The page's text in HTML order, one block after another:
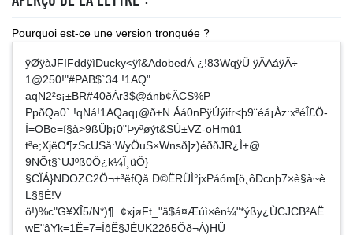
Pourquoi est-ce une version tronquée ?
ÿØÿàJFIFddÿìDucky<ÿî&AdobedÀ ¿!83WqÿÛ ÿÂAáÿÄ÷
1@250!"#PAB$`34 !1AQ"
aqN2²s¡±BR#40ðÁr3$@ánb¢ÂCS%P
PpðQa0` !qNá!1AQaq¡@ð±N Áá0nPÿÚýifr<þ9¨éå¡Àz:xªéÎ£Ö­
Ì=OBe=í§à>9­ßÜþ¡0"Þyªøýt&SÙ±VZ-oHmû1
tªe;XjëO¶zScUSå:WyÖuS×Wnsð]z)éððJR¿Ì±@
9NÕt§`UJºß0Ô¿k¼Î¸ü­Ô}
§CÏÁ}NÐOZC2Ö¬±³ëfQå.Ð©ËRÜÌ°jxPáóm[ö¸ôÐcnþ7×è§à~è
L§§È!V
ö!)%c"G¥XÎ5/N*)¶¯¢xjøFt_"ä$á¤Æúì×ên¼"*ýßy¿ÙCJCB²AË
wE"âYk=1Ë=7=ÌôÊ§JÈUK22ô5Ôð¬Á)HÜ